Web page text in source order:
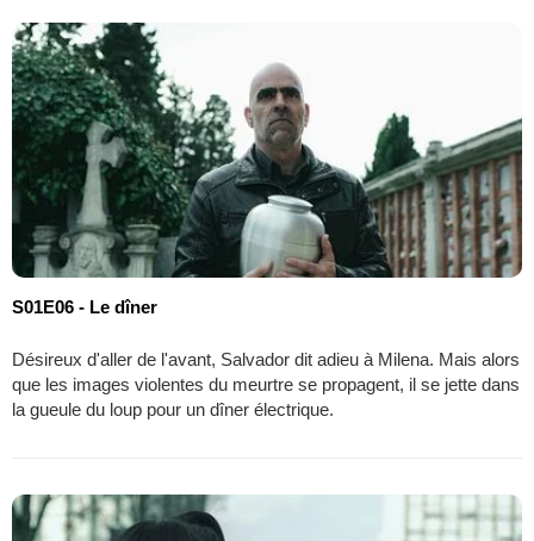
S01E06 - Le dîner
Désireux d'aller de l'avant, Salvador dit adieu à Milena. Mais alors
que les images violentes du meurtre se propagent, il se jette dans
la gueule du loup pour un dîner électrique.